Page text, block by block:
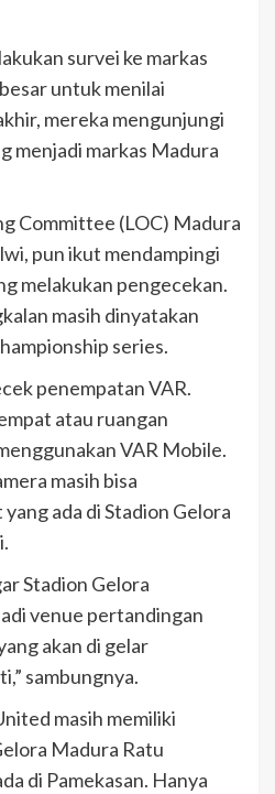
survei ke markas
untuk menilai
mereka mengunjungi
menjadi markas Madura
Committee (LOC) Madura
pun ikut mendampingi
melakukan pengecekan.
masih dinyatakan
series.
penempatan VAR.
atau ruangan
VAR Mobile.
masih bisa
ada di Stadion Gelora
Stadion Gelora
venue pertandingan
akan di gelar
sambungnya.
masih memiliki
Madura Ratu
di Pamekasan. Hanya